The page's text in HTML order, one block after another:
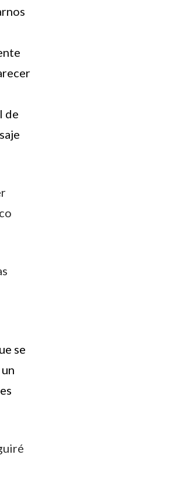
de
se